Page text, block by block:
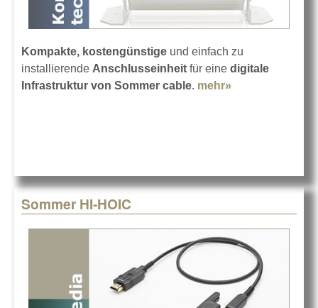
Kompakte, kostengünstige und einfach zu
installierende Anschlusseinheit für eine digitale
Infrastruktur von Sommer cable. mehr»
Sommer HI-HOIC